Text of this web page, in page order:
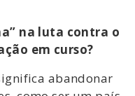
na luta contra o
em curso?
abandonar